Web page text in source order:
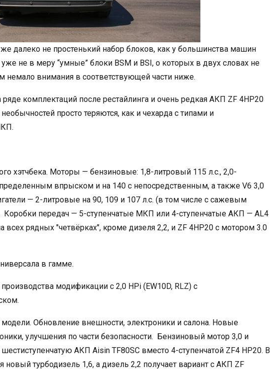
далеко не простенький набор блоков, как у большинства машин
не в меру “умные” блоки BSM и BSI, о которых в двух словах не
внимания в соответствующей части ниже.
комплектаций после рестайлинга и очень редкая АКП ZF 4HP20
просто теряются, как и чехарда с типами и
хэтчбека. Моторы — бензиновые: 1,8-литровый 115 л.с., 2,0-
впрыском и на 140 с непосредственным, а также V6 3,0
— 2-литровые на 90, 109 и 107 л.с. (в том числе с сажевым
Коробки передач — 5-ступенчатые МКП или 4-ступенчатые АКП — AL4
всех рядных "четвёрках", кроме дизеля 2,2, и ZF 4HP20 с мотором 3.0
в гамме.
модификации с 2,0 HPi (EW10D, RLZ) с
модели. Обновление внешности, электроники и салона. Новые
улучшения по части безопасности. Бензиновый мотор 3,0 и
АКП Aisin TF80SC вместо 4-ступенчатой ZF4 HP20. В
новый турбодизель 1,6, а дизель 2,2 получает вариант с АКП ZF